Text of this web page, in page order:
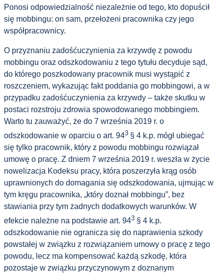
Ponosi odpowiedzialność niezależnie od tego, kto dopuścił
się mobbingu: on sam, przełożeni pracownika czy jego
współpracownicy.
O przyznaniu zadośćuczynienia za krzywdę z powodu
mobbingu oraz odszkodowaniu z tego tytułu decyduje sąd,
do którego poszkodowany pracownik musi wystąpić z
roszczeniem, wykazując fakt poddania go mobbingowi, a w
przypadku zadośćuczynienia za krzywdy – także skutku w
postaci rozstroju zdrowia spowodowanego mobbingiem.
Warto tu zauważyć, że do 7 września 2019 r. o
odszkodowanie w oparciu o art. 943 § 4 k.p. mógł ubiegać
się tylko pracownik, który z powodu mobbingu rozwiązał
umowę o pracę. Z dniem 7 września 2019 r. weszła w życie
nowelizacja Kodeksu pracy, która poszerzyła krąg osób
uprawnionych do domagania się odszkodowania, ujmując w
tym kręgu pracownika, „który doznał mobbingu”, bez
stawiania przy tym żadnych dodatkowych warunków. W
efekcie należne na podstawie art. 943 § 4 k.p.
odszkodowanie nie ogranicza się do naprawienia szkody
powstałej w związku z rozwiązaniem umowy o pracę z tego
powodu, lecz ma kompensować każdą szkodę, która
pozostaje w związku przyczynowym z doznanym